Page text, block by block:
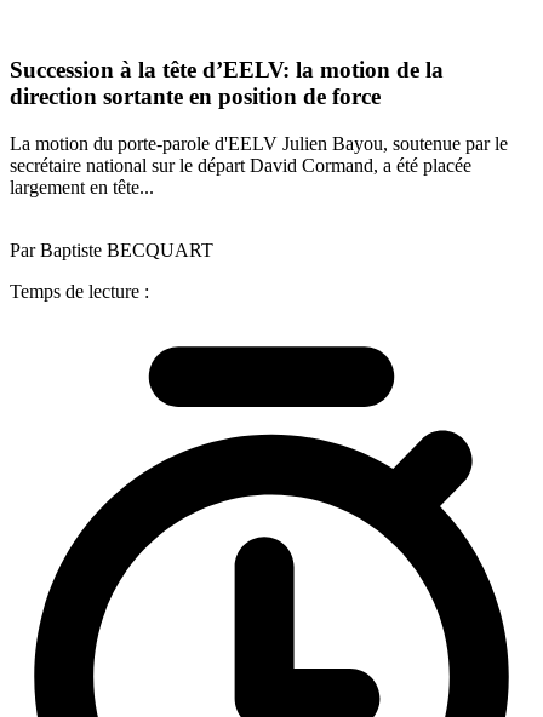
Succession à la tête d’EELV: la motion de la
direction sortante en position de force
La motion du porte-parole d'EELV Julien Bayou, soutenue par le
secrétaire national sur le départ David Cormand, a été placée
largement en tête...
Par Baptiste BECQUART
Temps de lecture :